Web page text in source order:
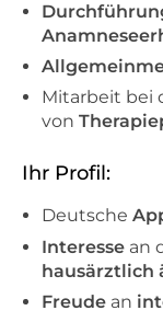
Mitarbeit bei
von
Ihr Profil:
Deutsche
Interesse an
hausärztlich
Freude an